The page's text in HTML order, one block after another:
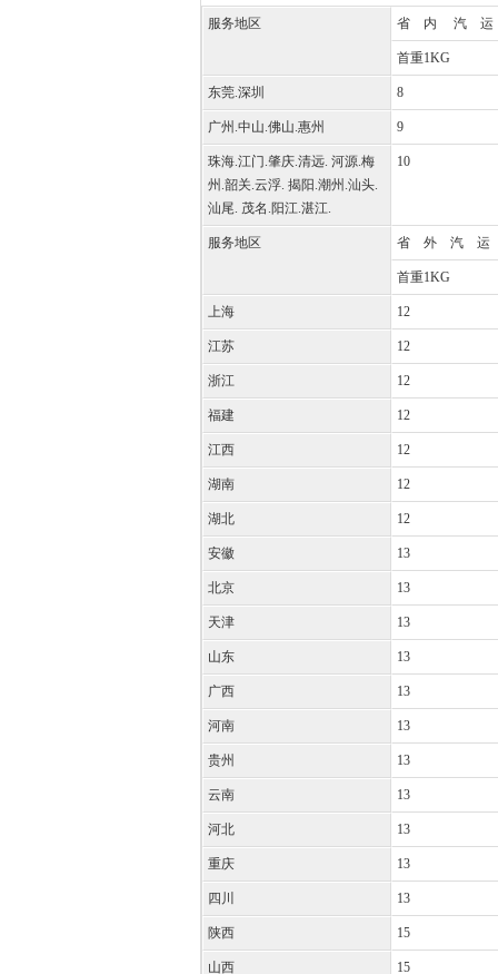
服务地区 省 内 汽
首重1KG
东莞.深圳 8
广州.中山.佛山.惠州 9
珠海.江门.肇庆.清远. 河源.梅
州.韶关.云浮. 揭阳.潮州.汕头.
汕尾. 茂名.阳江.湛江.
10
服务地区 省 外 汽 运
首重1KG
上海 12
江苏 12
浙江 12
福建 12
江西 12
湖南 12
湖北 12
安徽 13
北京 13
天津 13
山东 13
广西 13
河南 13
贵州 13
云南 13
河北 13
重庆 13
四川 13
陕西 15
山西 15